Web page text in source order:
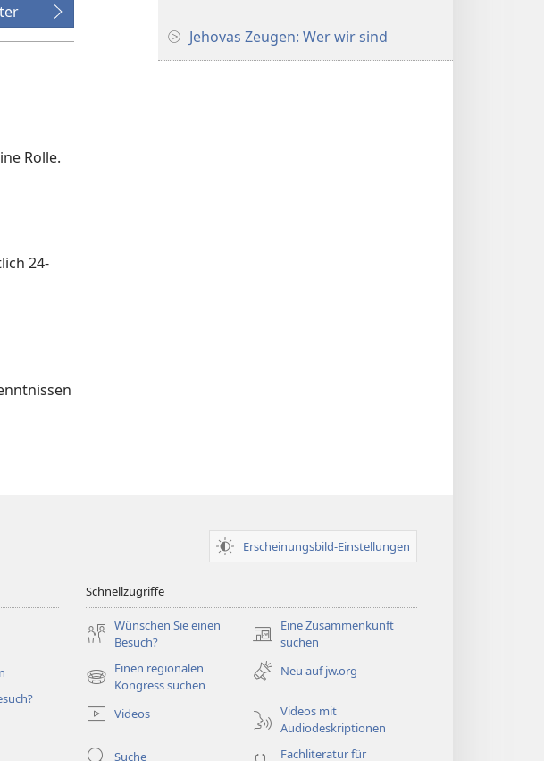
Rolle.
24-
Jehovas Zeugen: Wer wir sind
Erscheinungsbild-Einstellungen
Schnellzugriffe
Wünschen Sie einen
Besuch?
Eine Zusammenkunft
suchen
(öffnet
neues
Fenster)
Einen regionalen
Kongress suchen
(öffnet
Fenster)
Neu auf jw.org
Videos
Videos mit
Audiodeskriptionen
Suche
Fachliteratur für